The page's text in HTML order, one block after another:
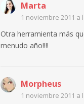
Marta
1 noviembre 2011 a
Otra herramienta más
menudo año!!!!
Morpheus
1 noviembre 2011 a